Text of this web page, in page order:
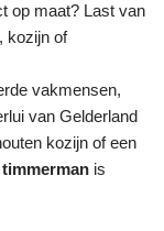
op maat? Last van
kozijn of
vakmensen,
van Gelderland
kozijn of een
is